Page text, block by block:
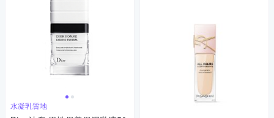
水凝乳質地